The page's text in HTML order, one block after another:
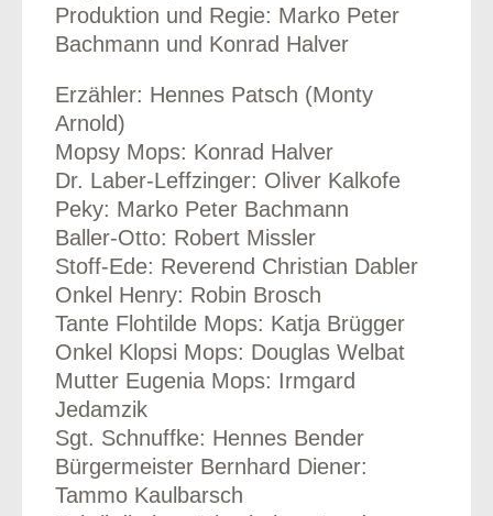
Produktion und Regie: Marko Peter
Bachmann und Konrad Halver
Erzähler: Hennes Patsch (Monty
Arnold)
Mopsy Mops: Konrad Halver
Dr. Laber-Leffzinger: Oliver Kalkofe
Peky: Marko Peter Bachmann
Baller-Otto: Robert Missler
Stoff-Ede: Reverend Christian Dabler
Onkel Henry: Robin Brosch
Tante Flohtilde Mops: Katja Brügger
Onkel Klopsi Mops: Douglas Welbat
Mutter Eugenia Mops: Irmgard
Jedamzik
Sgt. Schnuffke: Hennes Bender
Bürgermeister Bernhard Diener:
Tammo Kaulbarsch